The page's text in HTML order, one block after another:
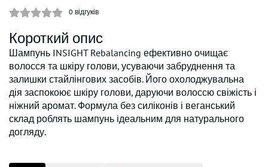
0 відгуків
Короткий опис
Шампунь INSIGHT Rebalancing ефективно очищає
волосся та шкіру голови, усуваючи забруднення та
залишки стайлінгових засобів. Його охолоджувальна
дія заспокоює шкіру голови, даруючи волоссю свіжість і
ніжний аромат. Формула без силіконів і веганський
склад роблять шампунь ідеальним для натурального
догляду.